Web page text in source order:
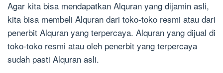
Agar kita bisa mendapatkan Alquran yang dijamin asli,
kita bisa membeli Alquran dari toko-toko resmi atau dari
penerbit Alquran yang terpercaya. Alquran yang dijual di
toko-toko resmi atau oleh penerbit yang terpercaya
sudah pasti Alquran asli.